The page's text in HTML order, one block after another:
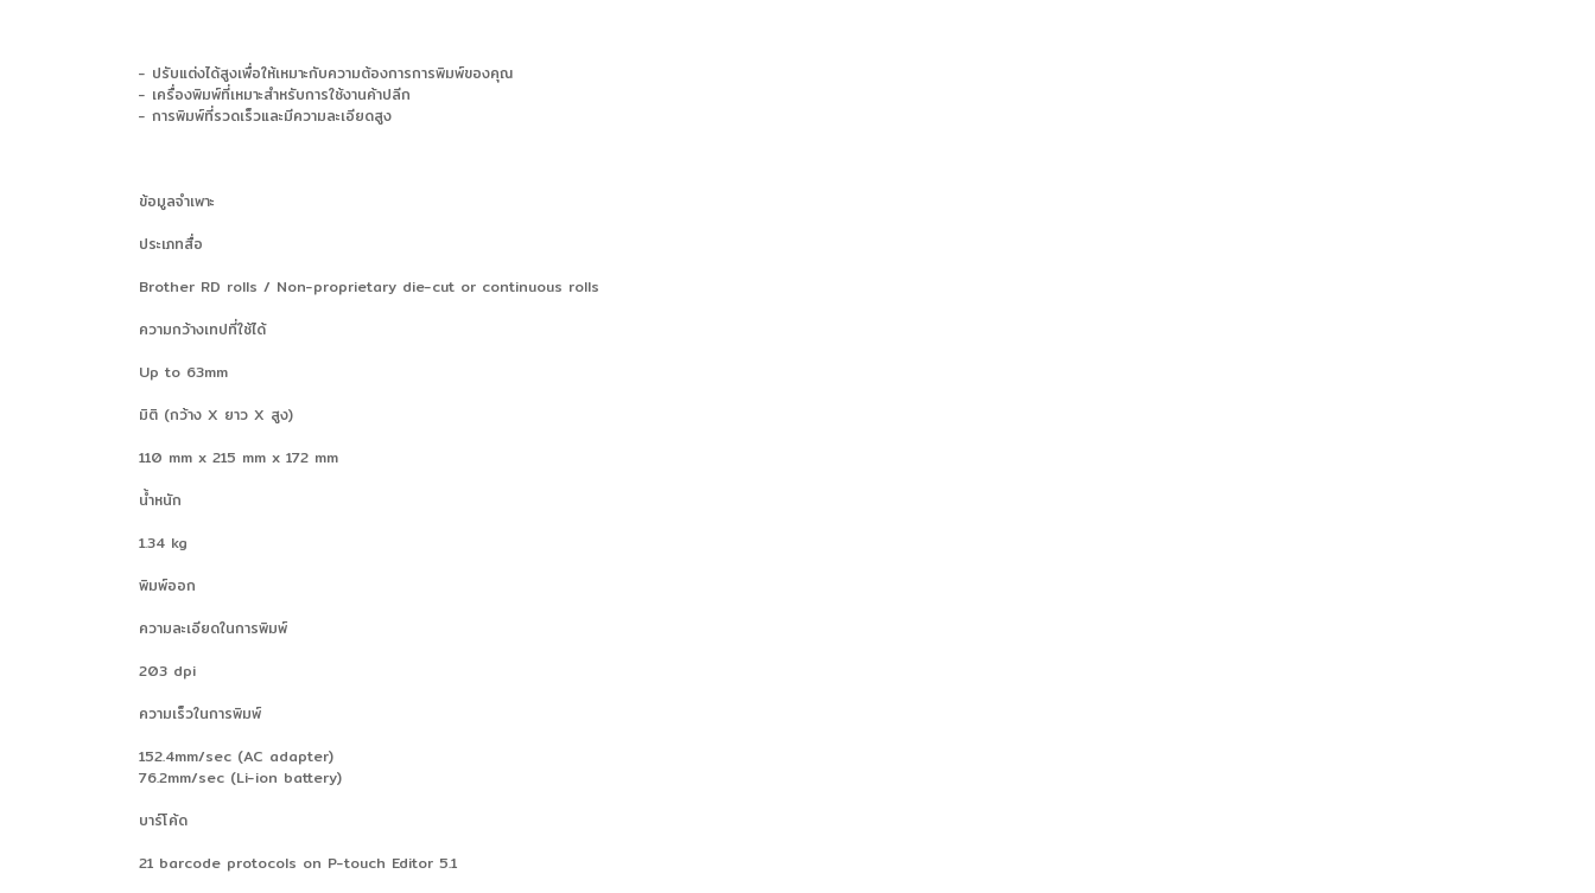
- ปรับแต่งได้สูงเพื่อให้เหมาะกับความต้องการการพิมพ์ของคุณ
- เครื่องพิมพ์ที่เหมาะสำหรับการใช้งานค้าปลีก
- การพิมพ์ที่รวดเร็วและมีความละเอียดสูง
ข้อมูลจำเพาะ
ประเภทสื่อ
Brother RD rolls / Non-proprietary die-cut or continuous rolls
ความกว้างเทปที่ใช้ได้
Up to 63mm
มิติ (กว้าง X ยาว X สูง)
110 mm x 215 mm x 172 mm
น้ำหนัก
1.34 kg
พิมพ์ออก
ความละเอียดในการพิมพ์
203 dpi
ความเร็วในการพิมพ์
152.4mm/sec (AC adapter)
76.2mm/sec (Li-ion battery)
บาร์โค้ด
21 barcode protocols on P-touch Editor 5.1